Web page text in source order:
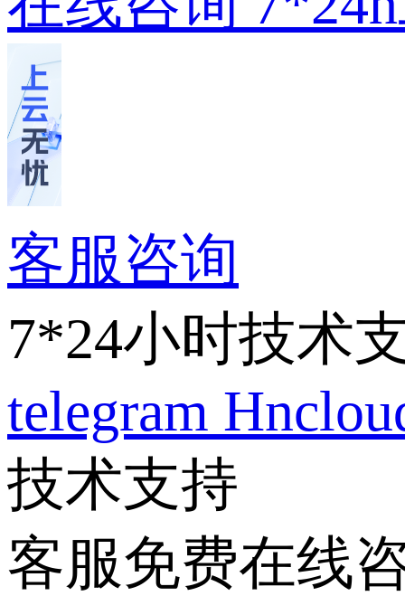
客服咨询
7*24小时技术
telegram
技术支持
客服免费在线